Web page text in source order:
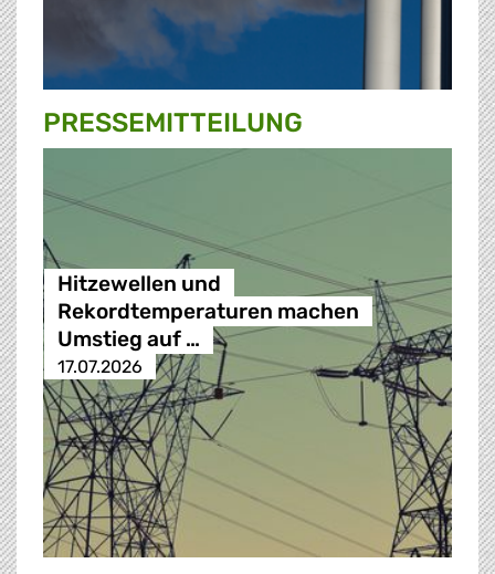
PRESSE­MITTEILUNG
Hitzewellen und
Rekordtemperaturen machen
Umstieg auf …
17.07.2026